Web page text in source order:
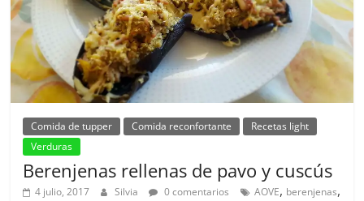
Comida de tupper Comida reconfortante
Recetas light
Verduras
Berenjenas rellenas de pavo y cuscús
4 julio, 2017 Silvia 0 comentarios AOVE, berenjenas,